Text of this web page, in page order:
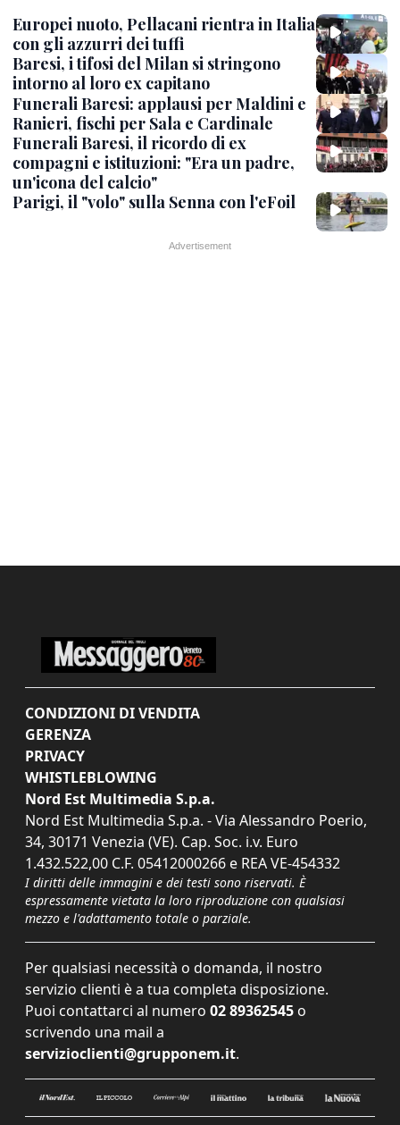
Europei nuoto, Pellacani rientra in Italia
con gli azzurri dei tuffi
Baresi, i tifosi del Milan si stringono
intorno al loro ex capitano
Funerali Baresi: applausi per Maldini e
Ranieri, fischi per Sala e Cardinale
Funerali Baresi, il ricordo di ex
compagni e istituzioni: "Era un padre,
un'icona del calcio"
Parigi, il "volo" sulla Senna con l'eFoil
CONDIZIONI DI VENDITA
GERENZA
PRIVACY
WHISTLEBLOWING
Nord Est Multimedia S.p.a.
Nord Est Multimedia S.p.a. - Via Alessandro Poerio,
34, 30171 Venezia (VE). Cap. Soc. i.v. Euro
1.432.522,00 C.F. 05412000266 e REA VE-454332
I diritti delle immagini e dei testi sono riservati. È
espressamente vietata la loro riproduzione con qualsiasi
mezzo e l'adattamento totale o parziale.
Per qualsiasi necessità o domanda, il nostro
servizio clienti è a tua completa disposizione.
Puoi contattarci al numero 02 89362545 o
scrivendo una mail a
servizioclienti@grupponem.it.